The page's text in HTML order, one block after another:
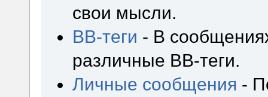
свои мысли.
BB-теги - В
различные BB-теги.
Личные сообщения -